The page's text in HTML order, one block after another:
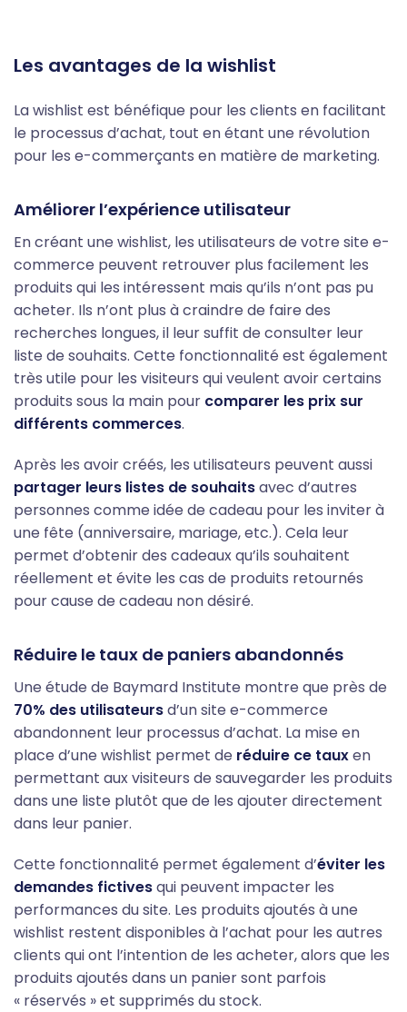
Les avantages de la wishlist
La wishlist est bénéfique pour les clients en facilitant
le processus d’achat, tout en étant une révolution
pour les e-commerçants en matière de marketing.
Améliorer l’expérience utilisateur
En créant une wishlist, les utilisateurs de votre site e-
commerce peuvent retrouver plus facilement les
produits qui les intéressent mais qu’ils n’ont pas pu
acheter. Ils n’ont plus à craindre de faire des
recherches longues, il leur suffit de consulter leur
liste de souhaits. Cette fonctionnalité est également
très utile pour les visiteurs qui veulent avoir certains
produits sous la main pour comparer les prix sur
différents commerces.
Après les avoir créés, les utilisateurs peuvent aussi
partager leurs listes de souhaitsavec d’autres
personnes comme idée de cadeau pour les inviter à
une fête (anniversaire, mariage, etc.). Cela leur
permet d’obtenir des cadeaux qu’ils souhaitent
réellement et évite les cas de produits retournés
pour cause de cadeau non désiré.
Réduire le taux de paniers abandonnés
Une étude de Baymard Institute montre que près de
70% des utilisateursd’un site e-commerce
abandonnent leur processus d’achat. La mise en
place d’une wishlist permet de réduire ce tauxen
permettant aux visiteurs de sauvegarder les produits
dans une liste plutôt que de les ajouter directement
dans leur panier.
Cette fonctionnalité permet également d’éviter les
demandes fictivesqui peuvent impacter les
performances du site. Les produits ajoutés à une
wishlist restent disponibles à l’achat pour les autres
clients qui ont l’intention de les acheter, alors que les
produits ajoutés dans un panier sont parfois
« réservés » et supprimés du stock.